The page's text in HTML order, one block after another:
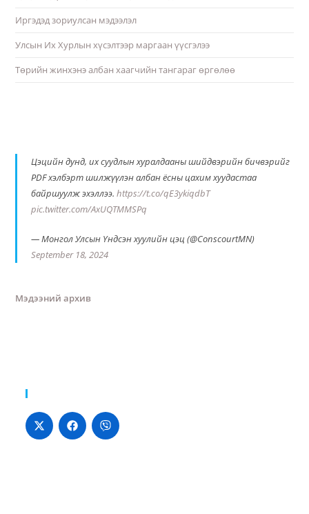
Иргэдэд зориулсан мэдээлэл
Улсын Их Хурлын хүсэлтээр маргаан үүсгэлээ
Төрийн жинхэнэ албан хаагчийн тангараг өргөлөө
Цэцийн дунд, их суудлын хуралдааны шийдвэрийн бичвэрийг
PDF хэлбэрт шилжүүлэн албан ёсны цахим хуудастаа
байршуулж эхэллээ.https://t.co/qE3ykiqdbT
pic.twitter.com/AxUQTMMSPq
— Монгол Улсын Үндсэн хуулийн цэц (@ConscourtMN)
September 18, 2024
Мэдээний архив